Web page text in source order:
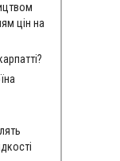
цін на